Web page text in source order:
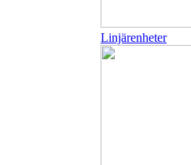
Linjärenheter